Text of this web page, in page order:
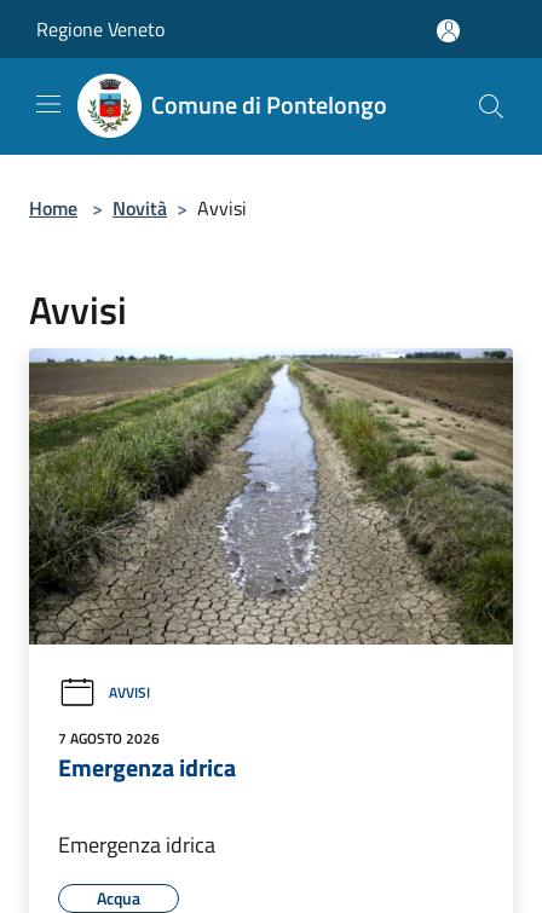
Regione Veneto
Comune di Pontelongo
Home > Novità > Avvisi
Avvisi
AVVISI
7 AGOSTO 2026
Emergenza idrica
Emergenza idrica
Acqua